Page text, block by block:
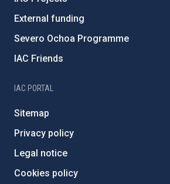
External funding
Severo Ochoa Programme
IAC Friends
IAC PORTAL
Sitemap
Privacy policy
Legal notice
Cookies policy